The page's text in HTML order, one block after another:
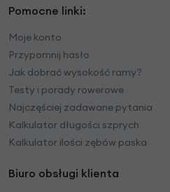
Pomocne linki:
Moje konto
Przypomnij hasło
Jak dobrać wysokość ramy?
Testy i porady rowerowe
Najczęściej zadawane pytania
Kalkulator długości szprych
Kalkulator ilości zębów paska
Biuro obsługi klienta